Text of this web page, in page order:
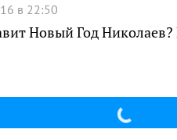
в 22:50
Новый Год